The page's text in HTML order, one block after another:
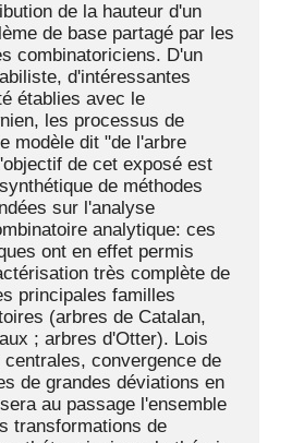
de la hauteur d'un
de base partagé par les
combinatoriciens. D'un
d'intéressantes
établies avec le
les processus de
modèle dit "de l'arbre
de cet exposé est
de méthodes
sur l'analyse
analytique: ces
ont en effet permis
très complète de
principales familles
(arbres de Catalan,
; arbres d'Otter). Lois
convergence de
de grandes déviations en
au passage l'ensemble
transformations de